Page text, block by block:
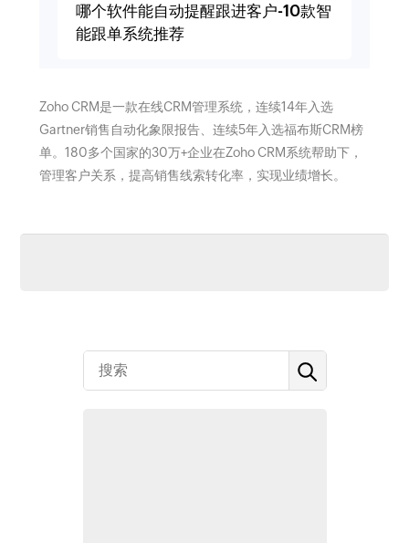
哪个软件能自动提醒跟进客户-10款智
能跟单系统推荐
Zoho CRM是一款在线CRM管理系统，连续14年入选
Gartner销售自动化象限报告、连续5年入选福布斯CRM榜
单。180多个国家的30万+企业在Zoho CRM系统帮助下，
管理客户关系，提高销售线索转化率，实现业绩增长。